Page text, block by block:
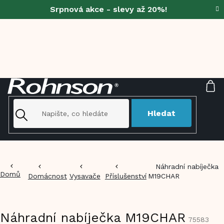
Srpnová akce - slevy až 20%!
Hledat
Domů Domácnost Vysavače Příslušenství
Náhradní nabíječka
M19CHAR
Náhradní nabíječka M19CHAR 75583